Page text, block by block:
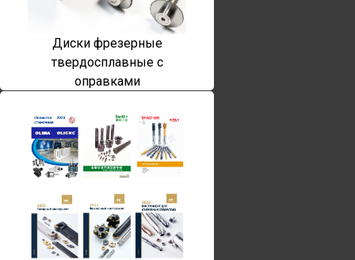
Диски фрезерные
твердосплавные с
оправками